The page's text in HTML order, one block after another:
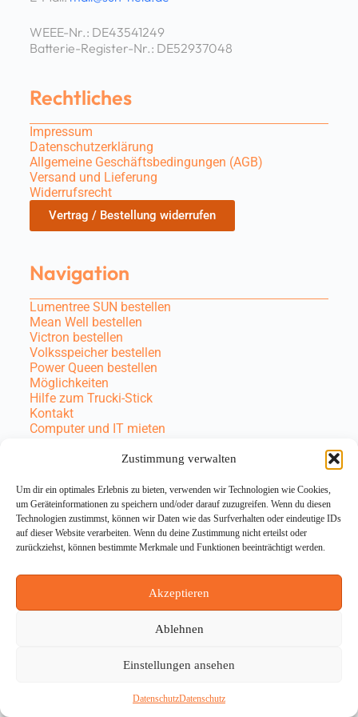
Zustimmung verwalten
Um dir ein optimales Erlebnis zu bieten, verwenden wir Technologien wie Cookies,
um Geräteinformationen zu speichern und/oder darauf zuzugreifen. Wenn du diesen
Technologien zustimmst, können wir Daten wie das Surfverhalten oder eindeutige IDs
auf dieser Website verarbeiten. Wenn du deine Zustimmung nicht erteilst oder
zurückziehst, können bestimmte Merkmale und Funktionen beeinträchtigt werden.
Akzeptieren
Ablehnen
Einstellungen ansehen
DatenschutzDatenschutz
WEEE-Nr.: DE43541249
Batterie-Register-Nr.: DE52937048
Rechtliches
Impressum
Datenschutzerklärung
Allgemeine Geschäftsbedingungen (AGB)
Versand und Lieferung
Widerrufsrecht
Vertrag / Bestellung widerrufen
Navigation
Lumentree SUN bestellen
Mean Well bestellen
Victron bestellen
Volksspeicher bestellen
Power Queen bestellen
Möglichkeiten
Hilfe zum Trucki-Stick
Kontakt
Computer und IT mieten
Wir sind ein lizenzierter Verkäufer für Lumentree und
Mean Well mit Trucki.